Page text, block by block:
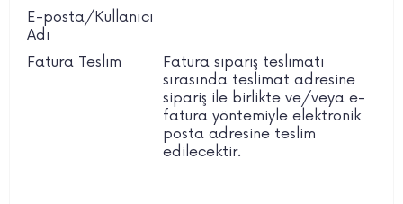
E-posta/Kullanıcı
Adı
Fatura Teslim
Fatura sipariş teslimatı
sırasında teslimat adresine
sipariş ile birlikte ve/veya e-
fatura yöntemiyle elektronik
posta adresine teslim
edilecektir.